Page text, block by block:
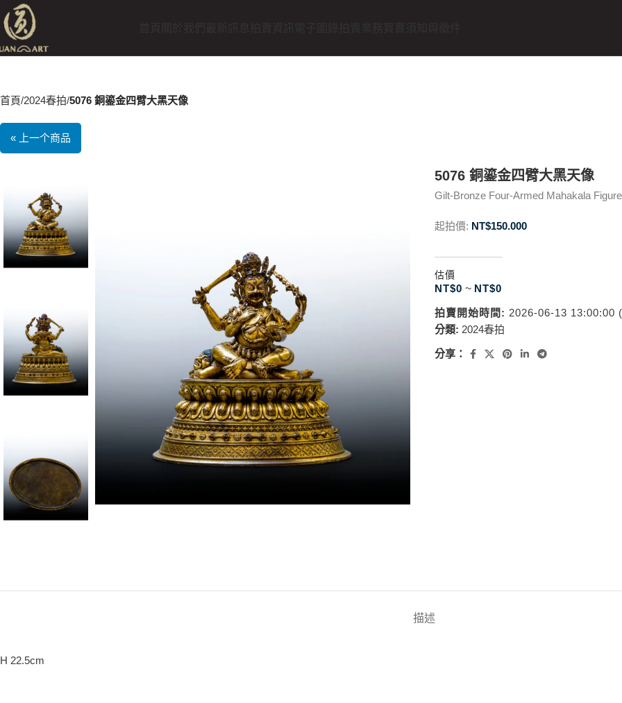
首頁 2024春拍 5076 銅鎏金四臂大黑天像
« 上一个商品
5076 銅鎏金四臂大黑天像
Gilt-Bronze Four-Armed Mahakala Figure
起拍價: NT$150.000
估價
NT$0 ~ NT$0
拍賣開始時間: 2026-06-13 13:00:00
分類: 2024春拍
分享：
描述
H 22.5cm